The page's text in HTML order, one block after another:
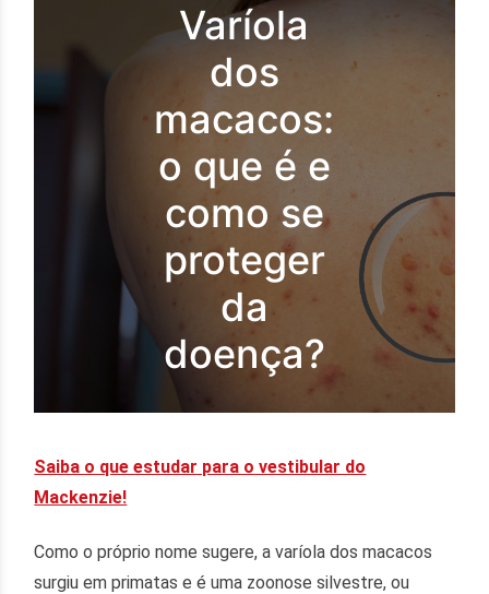
Varíola
dos
macacos:
o que é e
como se
proteger
da
doença?
Saiba o que estudar para o vestibular do
Mackenzie!
Como o próprio nome sugere, a varíola dos macacos
surgiu em primatas e é uma zoonose silvestre, ou